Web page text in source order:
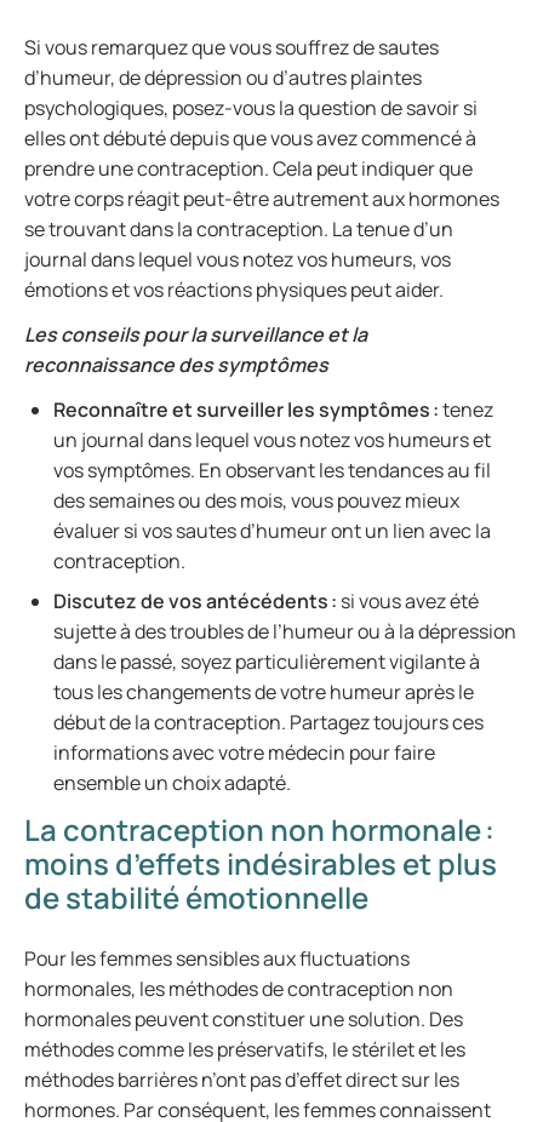
Si vous remarquez que vous souffrez de sautes
d’humeur, de dépression ou d’autres plaintes
psychologiques, posez-vous la question de savoir si
elles ont débuté depuis que vous avez commencé à
prendre une contraception. Cela peut indiquer que
votre corps réagit peut-être autrement aux hormones
se trouvant dans la contraception. La tenue d’un
journal dans lequel vous notez vos humeurs, vos
émotions et vos réactions physiques peut aider.
Les conseils pour la surveillance et la
reconnaissance des symptômes
Reconnaître et surveiller les symptômes :tenez
un journal dans lequel vous notez vos humeurs et
vos symptômes. En observant les tendances au fil
des semaines ou des mois, vous pouvez mieux
évaluer si vos sautes d’humeur ont un lien avec la
contraception.
Discutez de vos antécédents : si vous avez été
sujette à des troubles de l’humeur ou à la dépression
dans le passé, soyez particulièrement vigilante à
tous les changements de votre humeur après le
début de la contraception. Partagez toujours ces
informations avec votre médecin pour faire
ensemble un choix adapté.
La contraception non hormonale :
moins d’effets indésirables et plus
de stabilité émotionnelle
Pour les femmes sensibles aux fluctuations
hormonales, les méthodes de contraception non
hormonales peuvent constituer une solution. Des
méthodes comme les préservatifs, le stérilet et les
méthodes barrières n’ont pas d’effet direct sur les
hormones. Par conséquent, les femmes connaissent